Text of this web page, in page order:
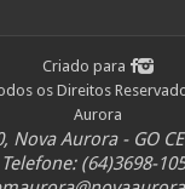
Criado para
os Direitos
Aurora
Nova Aurora - GO
Telefone: (64)3698-